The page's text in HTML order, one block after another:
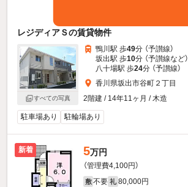
レジディアＳの賃貸物件
すべての写真
鴨川駅 歩49分 （予讃線）
坂出駅 歩10分 （予讃線など）
八十場駅 歩24分 （予讃線）
香川県坂出市谷町２丁目
2階建 / 14年11ヶ月 / 木造
駐車場あり 駐輪場あり
新着 5万円
（管理費4,100円）
敷 不要 礼 80,000円